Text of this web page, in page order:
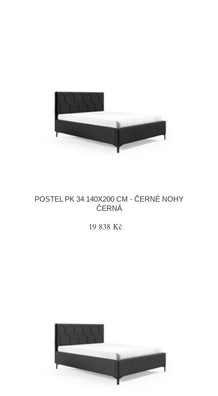
POSTEL PK 34 140X200 CM - ČERNÉ NOHY
ČERNÁ
19 838 Kč